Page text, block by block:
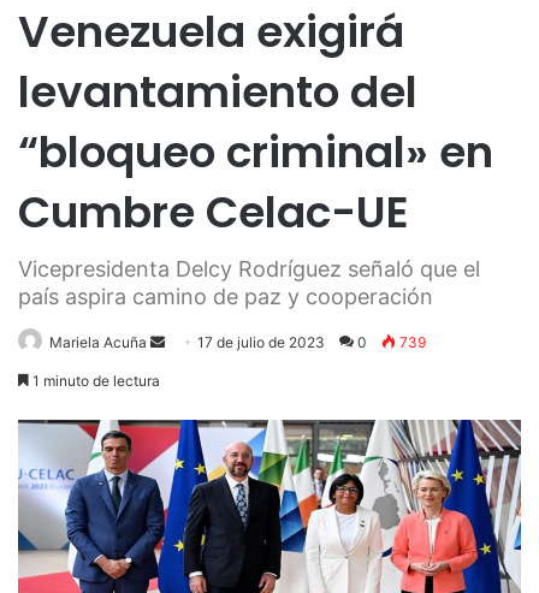
Venezuela exigirá
levantamiento del
“bloqueo criminal» en
Cumbre Celac-UE
Vicepresidenta Delcy Rodríguez señaló que el
país aspira camino de paz y cooperación
Mariela Acuña
Send17 de julio de 2023 0 739
1 minuto de lectura